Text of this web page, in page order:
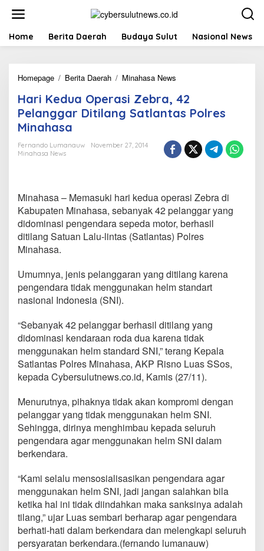
t
Home Berita Daerah Budaya Sulut Nasional News
Homepage / Berita Daerah / Minahasa News
r
i
K
d
u
e
r
a
s
i
b
r
a
2
P
e
l
a
n
g
a
r
D
a
n
g
S
a
t
l
Hari Kedua Operasi Zebra, 42
Pelanggar Ditilang Satlantas Polres
Minahasa
Fernando Lumanauw
November 27, 2014
Minahasa News
Minahasa – Memasuki hari kedua operasi Zebra di
Kabupaten Minahasa, sebanyak 42 pelanggar yang
didominasi pengendara sepeda motor, berhasil
ditilang Satuan Lalu-lintas (Satlantas) Polres
Minahasa.
Umumnya, jenis pelanggaran yang ditilang karena
pengendara tidak menggunakan helm standart
nasional Indonesia (SNI).
“Sebanyak 42 pelanggar berhasil ditilang yang
didominasi kendaraan roda dua karena tidak
menggunakan helm standard SNI,” terang Kepala
Satlantas Polres Minahasa, AKP Risno Luas SSos,
kepada Cybersulutnews.co.id, Kamis (27/11).
Menurutnya, pihaknya tidak akan kompromi dengan
pelanggar yang tidak menggunakan helm SNI.
Sehingga, dirinya menghimbau kepada seluruh
pengendara agar menggunakan helm SNI dalam
berkendara.
“Kami selalu mensosialisasikan pengendara agar
menggunakan helm SNI, jadi jangan salahkan bila
ketika hal ini tidak diindahkan maka sanksinya adalah
tilang,” ujar Luas sembari berharap agar pengendara
berhati-hati dalam berkendara dan melengkapi seluruh
persyaratan berkendara.(fernando lumanauw)